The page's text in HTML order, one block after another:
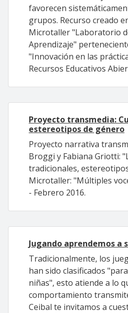
favorecen
grupos. Recurso creado
Microtaller "Laboratorio
Aprendizaje"
"Innovación en las
Recursos Educativos
Proyecto transmedia:
estereotipos de género
Proyecto narrativa
Broggi y Fabiana Griotti:
tradicionales,
Microtaller: "Múltiples
- Febrero 2016.
Jugando aprendemos a
Tradicionalmente, los
han sido clasificados
niñas", esto atiende a lo
comportamiento
Ceibal te invitamos a